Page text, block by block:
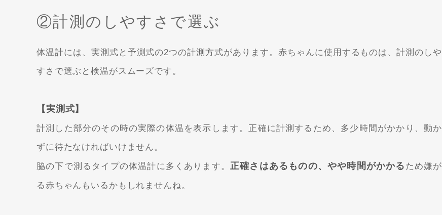
②計測のしやすさで選ぶ
体温計には、実測式と予測式の2つの計測方式があります。赤ちゃんに使用するものは、計測のしや
すさで選ぶと検温がスムーズです。
【実測式】
計測した部分のその時の実際の体温を表示します。正確に計測するため、多少時間がかかり、動か
ずに待たなければいけません。
脇の下で測るタイプの体温計に多くあります。正確さはあるものの、やや時間がかかる ため嫌が
る赤ちゃんもいるかもしれませんね。